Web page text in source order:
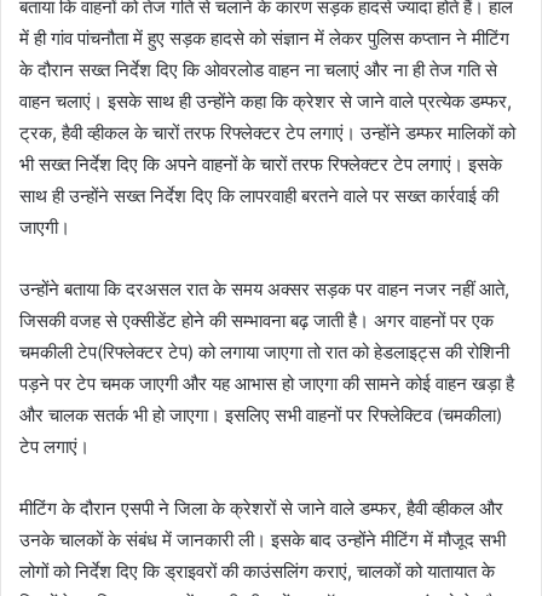
बताया कि वाहनों को तेज गति से चलाने के कारण सड़क हादसे ज्यादा होते हैं। हाल
में ही गांव पांचनौता में हुए सड़क हादसे को संज्ञान में लेकर पुलिस कप्तान ने मीटिंग
के दौरान सख्त निर्देश दिए कि ओवरलोड वाहन ना चलाएं और ना ही तेज गति से
वाहन चलाएं। इसके साथ ही उन्होंने कहा कि क्रेशर से जाने वाले प्रत्येक डम्फर,
ट्रक, हैवी व्हीकल के चारों तरफ रिफ्लेक्टर टेप लगाएं। उन्होंने डम्फर मालिकों को
भी सख्त निर्देश दिए कि अपने वाहनों के चारों तरफ रिफ्लेक्टर टेप लगाएं। इसके
साथ ही उन्होंने सख्त निर्देश दिए कि लापरवाही बरतने वाले पर सख्त कार्रवाई की
जाएगी।
उन्होंने बताया कि दरअसल रात के समय अक्सर सड़क पर वाहन नजर नहीं आते,
जिसकी वजह से एक्सीडेंट होने की सम्भावना बढ़ जाती है। अगर वाहनों पर एक
चमकीली टेप(रिफ्लेक्टर टेप) को लगाया जाएगा तो रात को हेडलाइट्स की रोशिनी
पड़ने पर टेप चमक जाएगी और यह आभास हो जाएगा की सामने कोई वाहन खड़ा है
और चालक सतर्क भी हो जाएगा। इसलिए सभी वाहनों पर रिफ्लेक्टिव (चमकीला)
टेप लगाएं।
मीटिंग के दौरान एसपी ने जिला के क्रेशरों से जाने वाले डम्फर, हैवी व्हीकल और
उनके चालकों के संबंध में जानकारी ली। इसके बाद उन्होंने मीटिंग में मौजूद सभी
लोगों को निर्देश दिए कि ड्राइवरों की काउंसलिंग कराएं, चालकों को यातायात के